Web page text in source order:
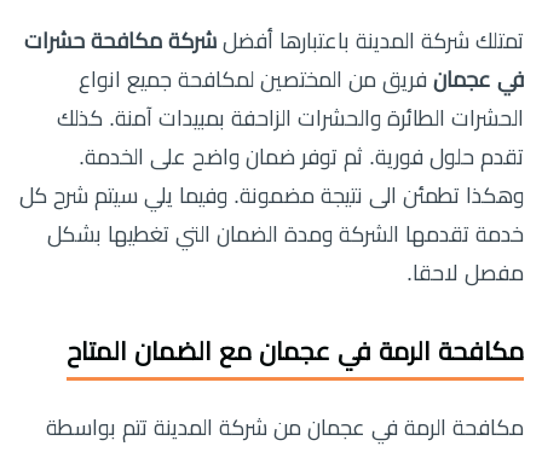
تمتلك شركة المدينة باعتبارها أفضل شركة مكافحة حشرات
في عجمان فريق من المختصين لمكافحة جميع انواع
الحشرات الطائرة والحشرات الزاحفة بمبيدات آمنة. كذلك
تقدم حلول فورية. ثم توفر ضمان واضح على الخدمة.
وهكذا تطمئن الى نتيجة مضمونة. وفيما يلي سيتم شرح كل
خدمة تقدمها الشركة ومدة الضمان التي تغطيها بشكل
مفصل لاحقا.
مكافحة الرمة في عجمان مع الضمان المتاح
مكافحة الرمة في عجمان من شركة المدينة تتم بواسطة